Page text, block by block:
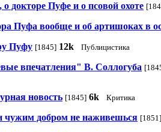
о докторе Пуфе и о псовой охоте
Пуфа вообще и об артишоках в
Пуфу [1845] 12k Публицистика
впечатления" В. Соллогуба
новость [1845] 6k Критика
чужим добром не наживешься [1851]